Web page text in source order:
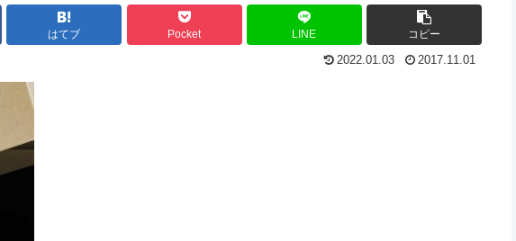
はてブ Pocket LINE コピー
2022.01.03 2017.11.01